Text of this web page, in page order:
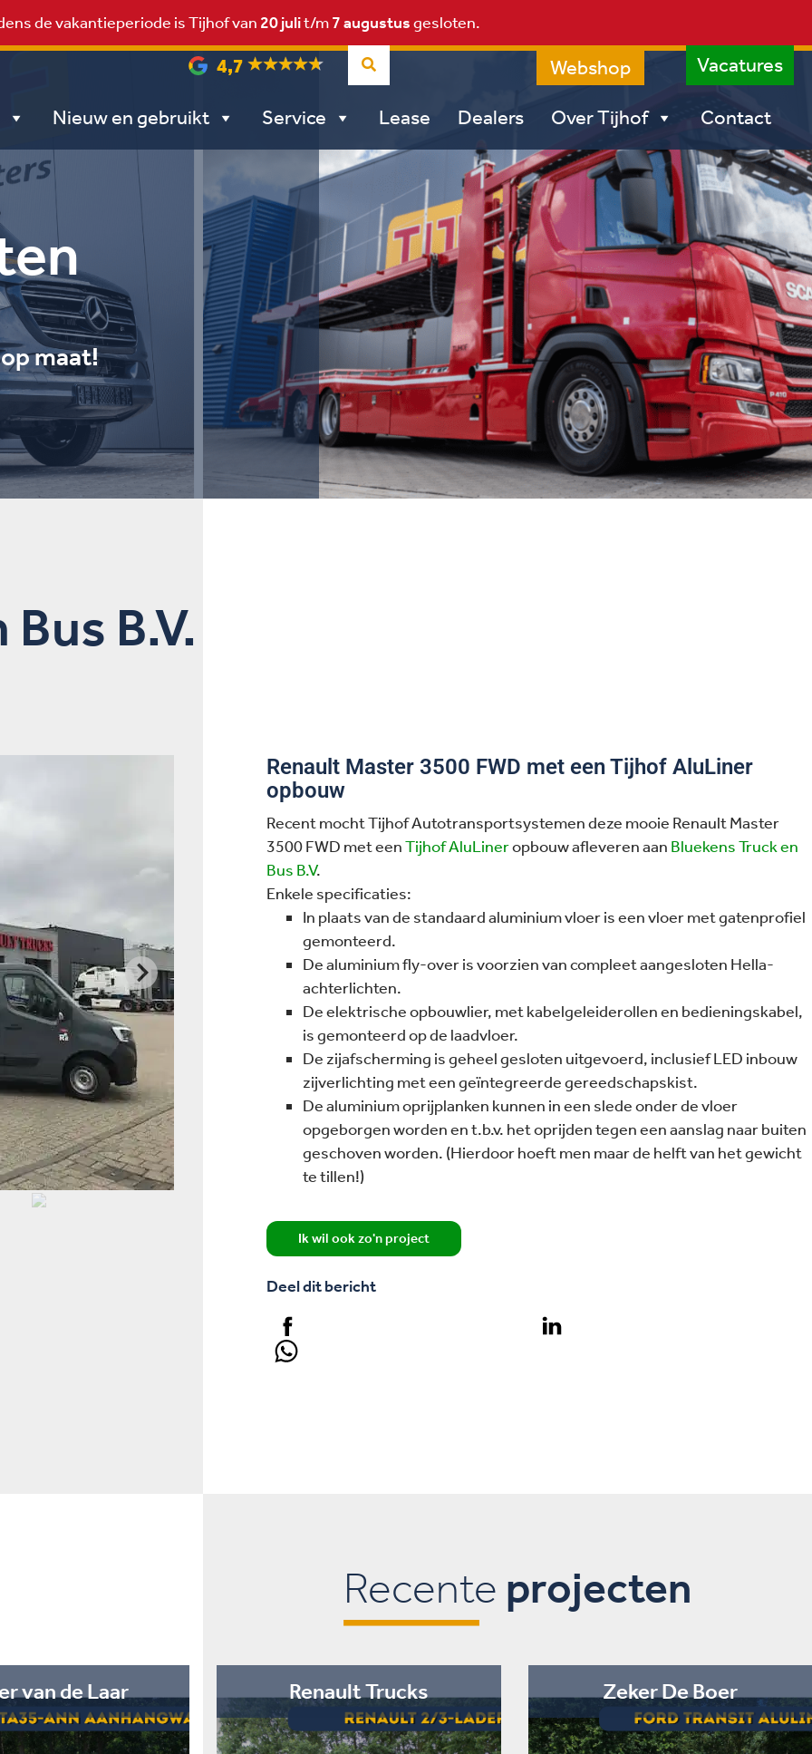
de vakantieperiode is Tijhof van 20 julit/m7 augustusgesloten.
4,7
Nieuw en gebruikt Service Lease Dealers Over Tijhof Contact
Webshop Vacatures
maat!
B.V.
Renault Master 3500 FWD met een Tijhof AluLiner
opbouw
Recent mochtTijhof Autotransportsystemendeze mooie Renault Master
3500 FWD met eenTijhof AluLineropbouw afleveren aan Bluekens Truck en
Bus B.V.
Enkele specificaties:
In plaats van de standaard aluminium vloer is een vloer met gatenprofiel
gemonteerd.
De aluminium fly-over is voorzien van compleet aangesloten Hella-
achterlichten.
De elektrische opbouwlier, met kabelgeleiderollen en bedieningskabel,
is gemonteerd op de laadvloer.
De zijafscherming is geheel gesloten uitgevoerd, inclusief LED inbouw
zijverlichting met een geïntegreerde gereedschapskist.
De aluminium oprijplanken kunnen in een slede onder de vloer
opgeborgen worden en t.b.v. het oprijden tegen een aanslag naar buiten
geschoven worden. (Hierdoor hoeft men maar de helft van het gewicht
te tillen!)
Ik wil ook zo'n project
Deel dit bericht
Recente projecten
van de Laar Renault Trucks Zeker De Boer